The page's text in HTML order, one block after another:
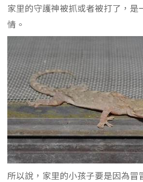
家里的守護神被抓或者被打了，是
情。
所以說，家里的小孩子要是因為冒